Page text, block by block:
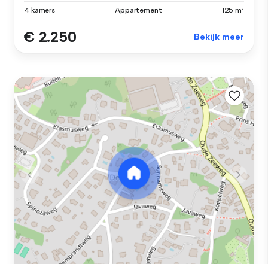
4 kamers Appartement 125 m²
€ 2.250 Bekijk meer